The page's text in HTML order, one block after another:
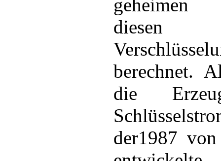
geheimen
diesen
berechnet.
die
der1987